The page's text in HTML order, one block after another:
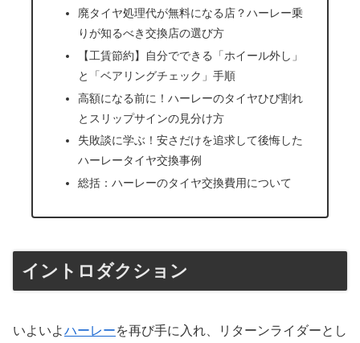
廃タイヤ処理代が無料になる店？ハーレー乗
りが知るべき交換店の選び方
【工賃節約】自分でできる「ホイール外し」
と「ベアリングチェック」手順
高額になる前に！ハーレーのタイヤひび割れ
とスリップサインの見分け方
失敗談に学ぶ！安さだけを追求して後悔した
ハーレータイヤ交換事例
総括：ハーレーのタイヤ交換費用について
イントロダクション
いよいよハーレーを再び手に入れ、リターンライダーとし